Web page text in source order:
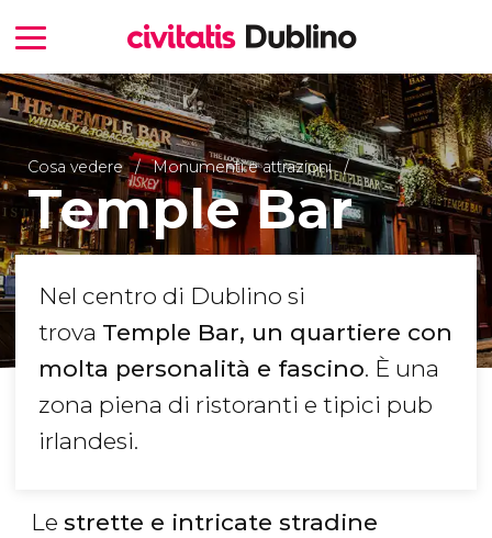
Cosa vedere Monumenti e attrazioni
Temple Bar
Nel centro di Dublino si
trova Temple Bar, un quartiere con
molta personalità e fascino. È una
zona piena di ristoranti e tipici pub
irlandesi.
Le strette e intricate stradine